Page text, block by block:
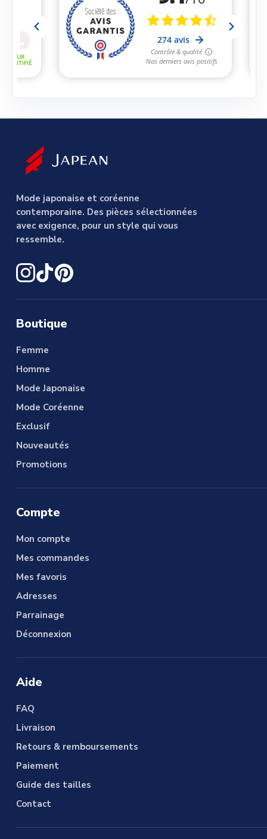
Mode japonaise et coréenne
contemporaine. Des pièces sélectionnées
avec exigence, pour un style qui vous
ressemble.
Boutique
Femme
Homme
Mode Japonaise
Mode Coréenne
Exclusif
Nouveautés
Promotions
Compte
Mon compte
Mes commandes
Mes favoris
Adresses
Parrainage
Déconnexion
Aide
FAQ
Livraison
Retours & remboursements
Paiement
Guide des tailles
Contact